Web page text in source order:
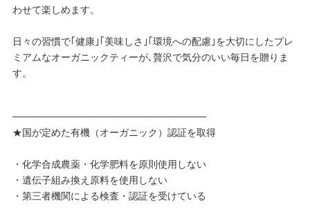
わせて楽しめます。
日々の習慣で｢健康｣｢美味しさ｣｢環境への配慮｣を大切にしたプレ
ミアムなオーガニックティーが､贅沢で気分のいい毎日を贈りま
す。
────────────────────────────
★国が定めた有機（オーガニック）認証を取得
・化学合成農薬・化学肥料を原則使用しない
・遺伝子組み換え原料を使用しない
・第三者機関による検査・認証を受けている